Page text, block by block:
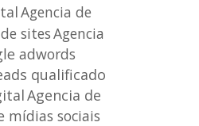
Agencia de
sitesAgencia
adwords
qualificado
Agencia de
mídias sociais